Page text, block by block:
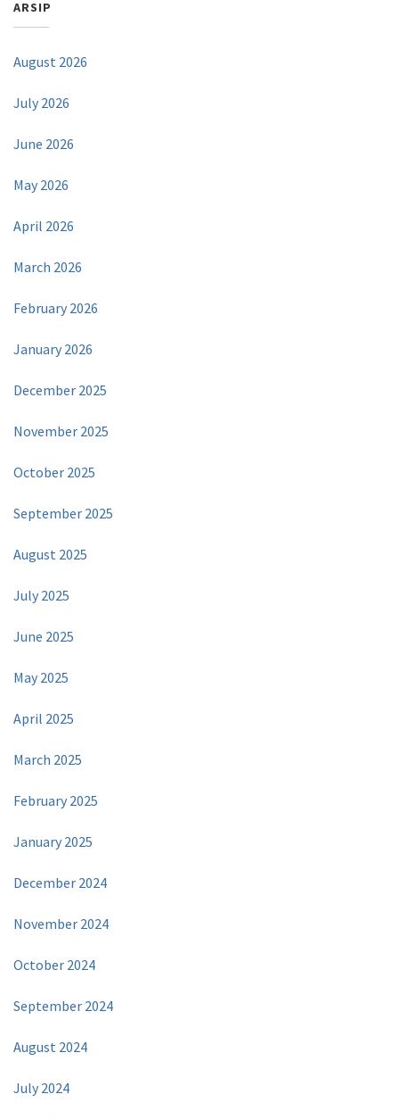
ARSIP
August 2026
July 2026
June 2026
May 2026
April 2026
March 2026
February 2026
January 2026
December 2025
November 2025
October 2025
September 2025
August 2025
July 2025
June 2025
May 2025
April 2025
March 2025
February 2025
January 2025
December 2024
November 2024
October 2024
September 2024
August 2024
July 2024